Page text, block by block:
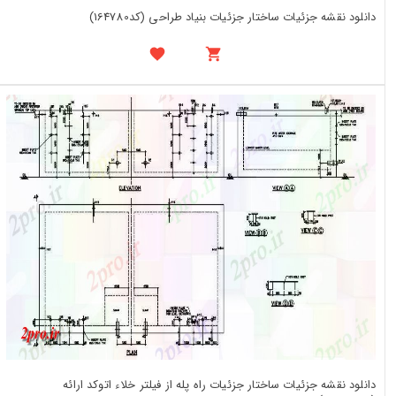
دانلود نقشه جزئیات ساختار جزئیات بنیاد طراحی (کد164780)
دانلود نقشه جزئیات ساختار جزئیات راه پله از فیلتر خلاء اتوکد ارائه